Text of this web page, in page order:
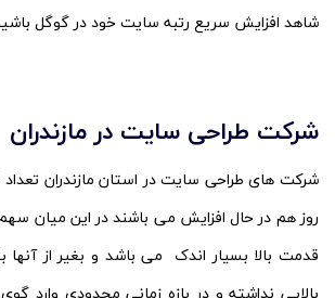
شاهد افزایش سریع رتبه سایت خود در گوگل
شرکت طراحی سایت در مازندران
شرکت های طراحی سایت در استان مازندران تعداد
روز هم در حال افزایش می باشند در این میان
قدمت بالا بسیار اندک می باشد و بغیر از